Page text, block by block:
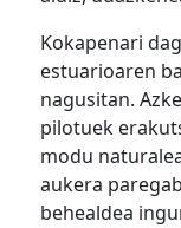
Kokapenari
estuarioaren
nagusitan.
pilotuek
modu
aukera
behealdea